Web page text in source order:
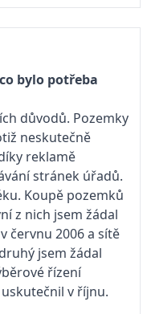
bylo potřeba
důvodů. Pozemky
neskutečně
reklamě
stránek úřadů.
Koupě pozemků
z nich jsem žádal
červnu 2006 a sítě
jsem žádal
řízení
v říjnu.